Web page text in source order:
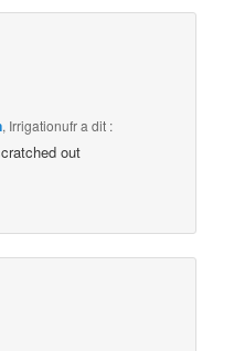
, Irrigationufra dit :
out